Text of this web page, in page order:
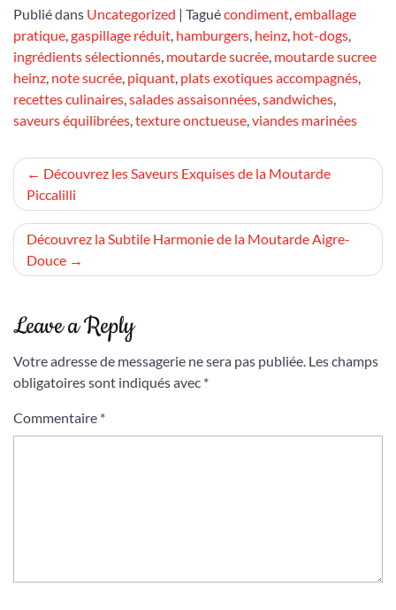
Publié dans Uncategorized | Taguécondiment,emballage
pratique,gaspillage réduit, hamburgers, heinz, hot-dogs,
ingrédients sélectionnés, moutarde sucrée, moutarde sucree
heinz, note sucrée, piquant, plats exotiques accompagnés,
recettes culinaires,salades assaisonnées,sandwiches,
saveurs équilibrées,texture onctueuse,viandes marinées
Navigation
de
l’article
Découvrez les Saveurs Exquises de la Moutarde
Piccalilli
Découvrez la Subtile Harmonie de la Moutarde Aigre-
Douce
Leave a Reply
Votre adresse de messagerie ne sera pas publiée. Les champs
obligatoires sont indiqués avec *
Commentaire *